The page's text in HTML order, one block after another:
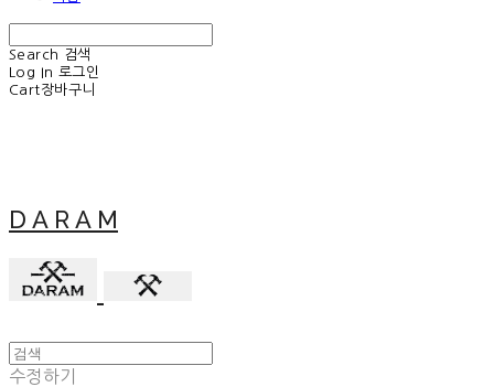
Search
검색
Log In 로그인
Cart장바구니
D A R A M
수정하기